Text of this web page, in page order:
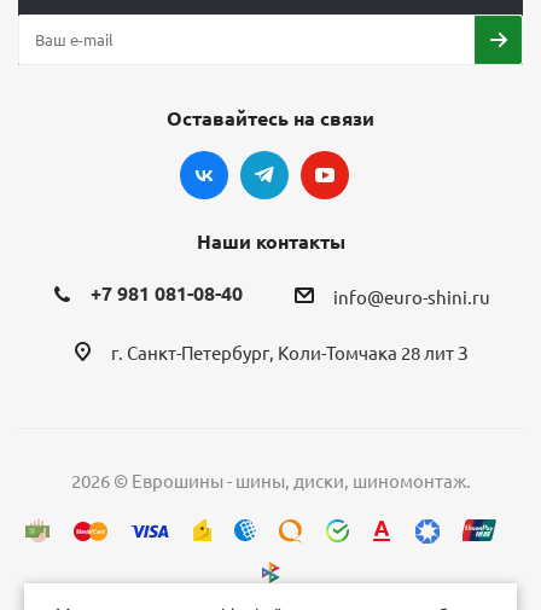
Оставайтесь на связи
Наши контакты
+7 981 081-08-40 info@euro-shini.ru
г. Санкт-Петербург, Коли-Томчака 28 лит З
2026 © Еврошины - шины, диски, шиномонтаж.